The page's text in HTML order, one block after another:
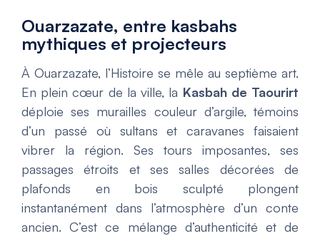
Ouarzazate, entre kasbahs
mythiques et projecteurs
À Ouarzazate, l’Histoire se mêle au septième art.
En plein cœur de la ville, la Kasbah de Taourirt
déploie ses murailles couleur d’argile, témoins
d’un passé où sultans et caravanes faisaient
vibrer la région. Ses tours imposantes, ses
passages étroits et ses salles décorées de
plafonds en bois sculpté plongent
instantanément dans l’atmosphère d’un conte
ancien. C’est ce mélange d’authenticité et de